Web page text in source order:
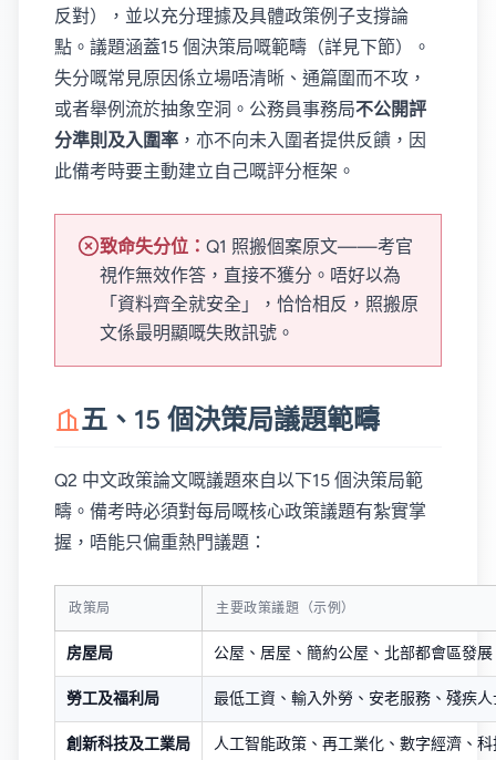
反對），並以充分理據及具體政策例子支撐論
點。議題涵蓋15 個決策局嘅範疇（詳見下節）。
失分嘅常見原因係立場唔清晰、通篇圍而不攻，
或者舉例流於抽象空洞。公務員事務局不公開評
分準則及入圍率 ，亦不向未入圍者提供反饋，因
此備考時要主動建立自己嘅評分框架。
致命失分位： Q1 照搬個案原文——考官
視作無效作答，直接不獲分。唔好以為
「資料齊全就安全」，恰恰相反，照搬原
文係最明顯嘅失敗訊號。
五、15 個決策局議題範疇
Q2 中文政策論文嘅議題來自以下15 個決策局範
疇。備考時必須對每局嘅核心政策議題有紮實掌
握，唔能只偏重熱門議題：
政策局 主要政策議題（示例）
房屋局 公屋、居屋、簡約公屋、北部都會區發
勞工及福利局 最低工資、輸入外勞、安老服務、殘疾
創新科技及工業局 人工智能政策、再工業化、數字經濟、